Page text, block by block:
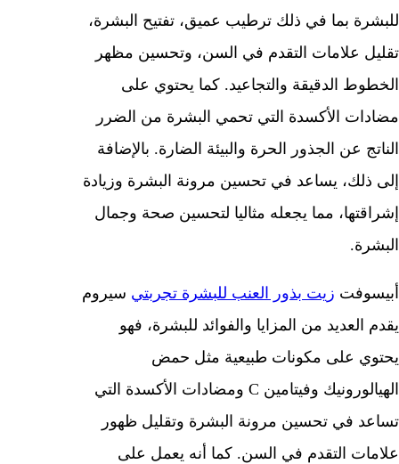
للبشرة بما في ذلك ترطيب عميق، تفتيح البشرة،
تقليل علامات التقدم في السن، وتحسين مظهر
الخطوط الدقيقة والتجاعيد. كما يحتوي على
مضادات الأكسدة التي تحمي البشرة من الضرر
الناتج عن الجذور الحرة والبيئة الضارة. بالإضافة
إلى ذلك، يساعد في تحسين مرونة البشرة وزيادة
إشراقتها، مما يجعله مثاليا لتحسين صحة وجمال
البشرة.
أبيسوفت زيت بذور العنب للبشرة تجربتي سيروم
يقدم العديد من المزايا والفوائد للبشرة، فهو
يحتوي على مكونات طبيعية مثل حمض
الهيالورونيك وفيتامين C ومضادات الأكسدة التي
تساعد في تحسين مرونة البشرة وتقليل ظهور
علامات التقدم في السن. كما أنه يعمل على